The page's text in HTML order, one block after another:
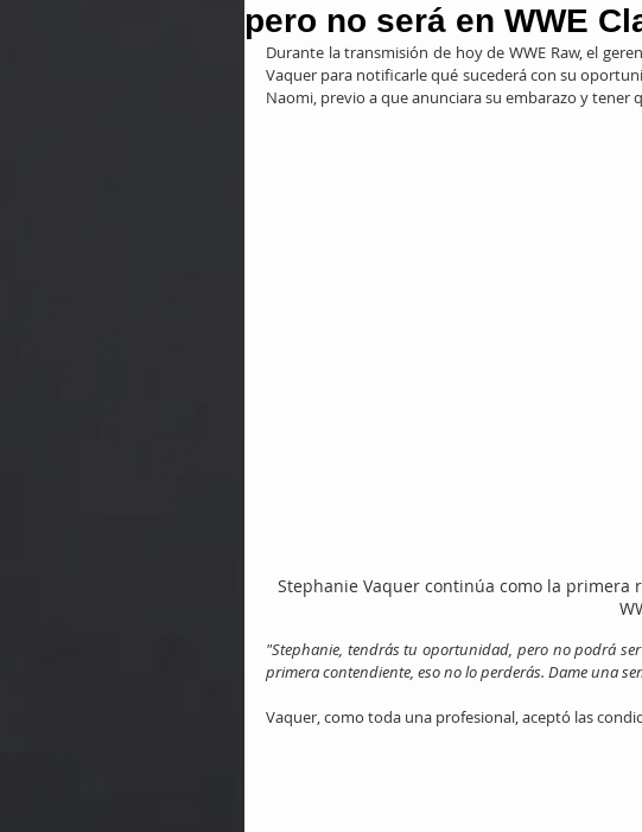
pero no será en WWE
Durante la transmisión de hoy de WWE Raw, el
Vaquer para notificarle qué sucederá con su
Naomi, previo a que anunciara su embarazo y tener
Stephanie Vaquer continúa como la
"Stephanie, tendrás tu oportunidad, pero no podrá
primera contendiente, eso no lo perderás. Dame una
Vaquer, como toda una profesional, aceptó las